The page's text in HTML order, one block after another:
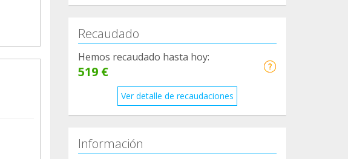
Recaudado
Hemos recaudado hasta hoy:
519 €
Ver detalle de recaudaciones
Información